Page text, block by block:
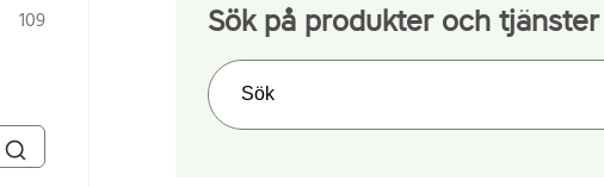
Sök på produkter och tjänster
Sök på webbplatsen
109